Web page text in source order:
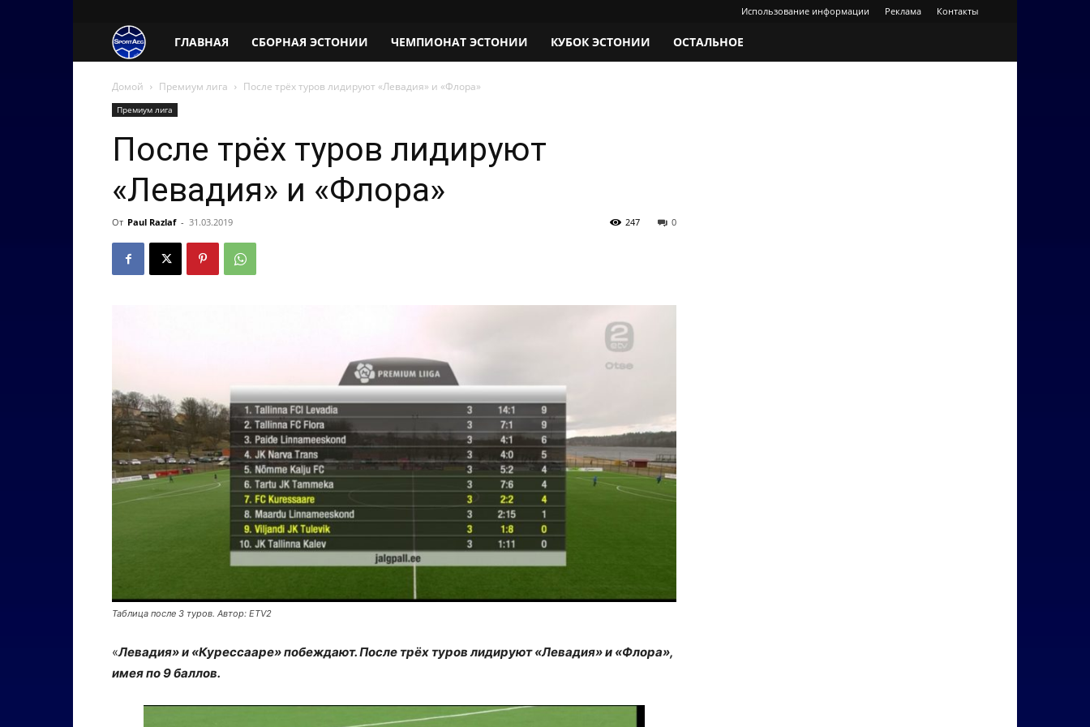
Использование информации Реклама Контакты
SportAeg.EE
ГЛАВНАЯ СБОРНАЯ ЭСТОНИИ ЧЕМПИОНАТ ЭСТОНИИ КУБОК ЭСТОНИИ ОСТАЛЬНОЕ
Домой Премиум лига После трёх туров лидируют «Левадия» и «Флора»
Премиум лига
После трёх туров лидируют
«Левадия» и «Флора»
От Paul Razlaf - 31.03.2019 0
247
Таблица после 3 туров. Автор: ETV2
«Левадия» и «Курессааре» побеждают. После трёх туров лидируют «Левадия» и «Флора»,
имея по 9 баллов.